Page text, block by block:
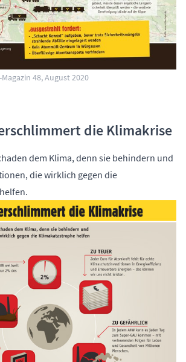
48, August 2020
die Klimakrise
dem Klima, denn sie behindern und
die wirklich gegen die